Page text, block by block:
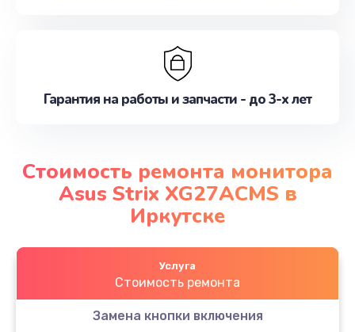
Гарантия на работы и запчасти - до 3-х лет
Стоимость ремонта монитора
Asus Strix XG27ACMS в
Иркутске
Услуга
Стоимость ремонта
Замена кнопки включения